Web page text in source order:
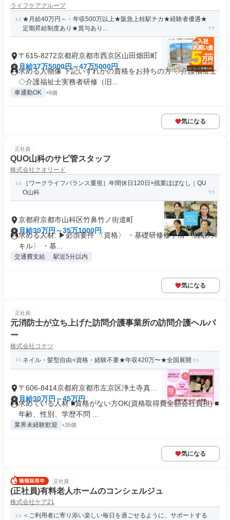
ライフケアグループ
★月給40万円～・年収500万以上★阪急上桂駅チカ★経験者優遇★
定期昇給制度あり★賞与あり...
〒615-8272京都府京都市西京区山田畑田町
月給37万5000円～47万5000円
求める人物像 下記いずれかの資格をお持ちの方 ◇介護福祉士
◇介護福祉士実務者研修（旧...
車通勤OK +6個
気になる
正社員
QUO山科のサビ管スタッフ
株式会社クオリード
［ワークライフバランス重視］年間休日120日×残業ほぼなし｜QU
O山科
京都府京都市山科区竹鼻竹ノ街道町
月給30万円～35万1000円
求める人材: ▶必須要件 〈資格〉 ・基礎研修修了済 〈経験/ス
キル〉 ・基...
交通費支給 駅近5分以内
気になる
正社員
元消防士が立ち上げた訪問介護事業所の訪問介護ヘルパ
ー
株式会社コテツ
ネイル・髪型自由⭐️資格・経験不要★年収420万〜★全国展開
〒606-8414京都府京都市左京区浄土寺真如
町
月給30万円～45万円
求めている人材 ■資格がない方OK(資格取得費全額会社負担) ■
年齢、性別、学歴不問 ...
業界未経験歓迎 +35個
気になる
正社員
(正社員)有料老人ホームのコンシェルジュ
株式会社ケア21
＜ご利用者に寄り添い楽しい毎日を過ごせるように、サポートする